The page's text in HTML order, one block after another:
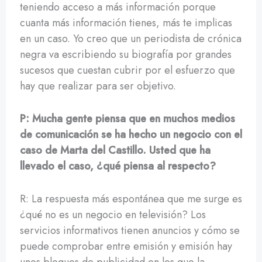
teniendo acceso a más información porque
cuanta más información tienes, más te implicas
en un caso. Yo creo que un periodista de crónica
negra va escribiendo su biografía por grandes
sucesos que cuestan cubrir por el esfuerzo que
hay que realizar para ser objetivo.
P: Mucha gente piensa que en muchos medios
de comunicación se ha hecho un negocio con el
caso de Marta del Castillo. Usted que ha
llevado el caso, ¿qué piensa al respecto?
R: La respuesta más espontánea que me surge es
¿qué no es un negocio en televisión? Los
servicios informativos tienen anuncios y cómo se
puede comprobar entre emisión y emisión hay